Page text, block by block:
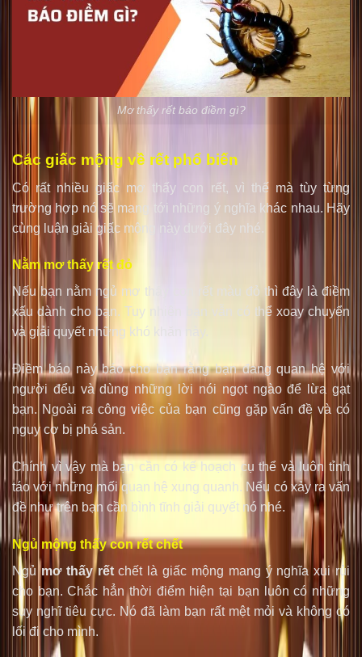
Mơ thấy rết báo điềm gì?
Các giấc mộng về rết phổ biến
Có rất nhiều giấc mơ thấy con rết, vì thế mà tùy từng
trường hợp nó sẽ mang tới những ý nghĩa khác nhau. Hãy
cùng luận giải giấc mộng này dưới đây nhé.
Nằm mơ thấy rết đỏ
Nếu bạn nằm ngủ mơ thấy con rết màu đỏ thì đây là điềm
xấu dành cho bạn. Tuy nhiên bạn vẫn có thể xoay chuyển
và giải quyết những khó khăn này.
Điềm báo này báo cho bạn rằng bạn đang quan hệ với
người đểu và dùng những lời nói ngọt ngào để lừa gạt
bạn. Ngoài ra công việc của bạn cũng gặp vấn đề và có
nguy cơ bị phá sản.
Chính vì vậy mà bạn cần có kế hoạch cụ thể và luôn tỉnh
táo với những mối quan hệ xung quanh. Nếu có xảy ra vấn
đề như trên bạn cần bình tĩnh giải quyết nó nhé.
Ngủ mộng thấy con rết chết
Ngủmơ thấy rếtchết là giấc mộng mang ý nghĩa xui rủi
cho bạn. Chắc hẳn thời điểm hiện tại bạn luôn có những
suy nghĩ tiêu cực. Nó đã làm bạn rất mệt mỏi và không có
lối đi cho mình.